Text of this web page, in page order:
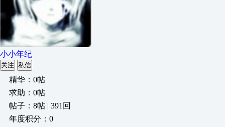
小小年纪
关注 私信
精华：0帖
求助：0帖
帖子：8帖 | 391回
年度积分：0